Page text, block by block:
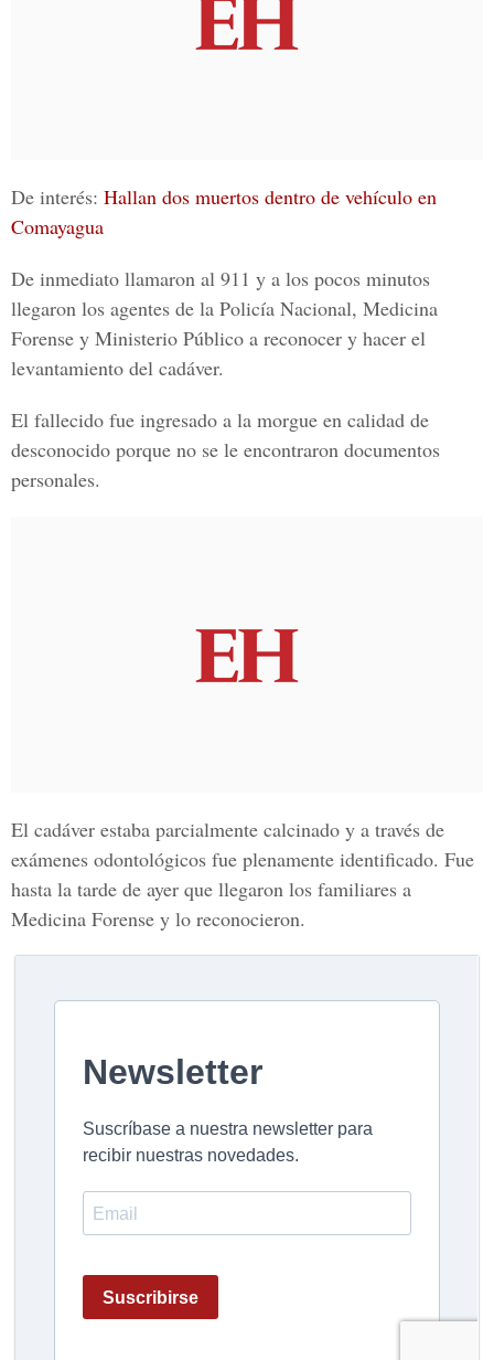
De interés: Hallan dos muertos dentro de vehículo en
Comayagua
De inmediato llamaron al 911 y a los pocos minutos
llegaron los agentes de la Policía Nacional, Medicina
Forense y Ministerio Público a reconocer y hacer el
levantamiento del cadáver.
El fallecido fue ingresado a la morgue en calidad de
desconocido porque no se le encontraron documentos
personales.
El cadáver estaba parcialmente calcinado y a través de
exámenes odontológicos fue plenamente identificado. Fue
hasta la tarde de ayer que llegaron los familiares a
Medicina Forense y lo reconocieron.